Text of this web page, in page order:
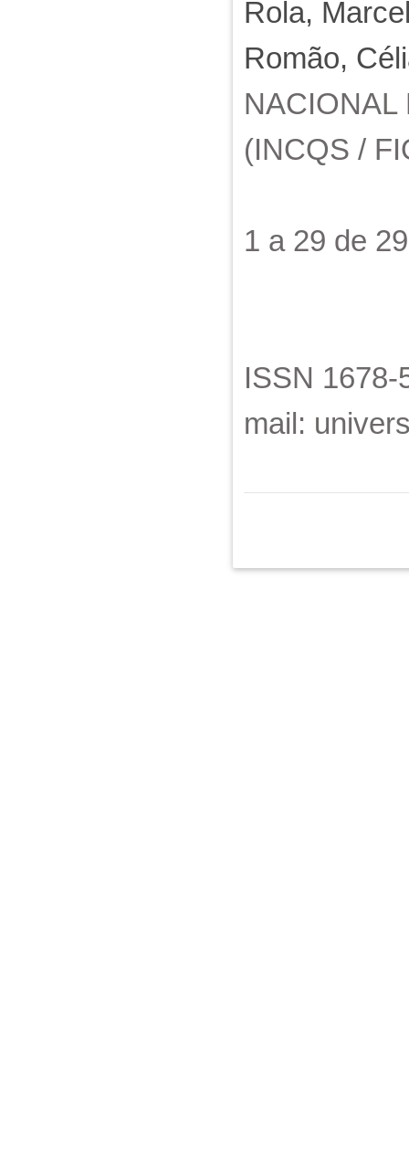
Rola,
Romão,
NACIONAL
(INCQS /
1 a 29 de
ISSN
mail: